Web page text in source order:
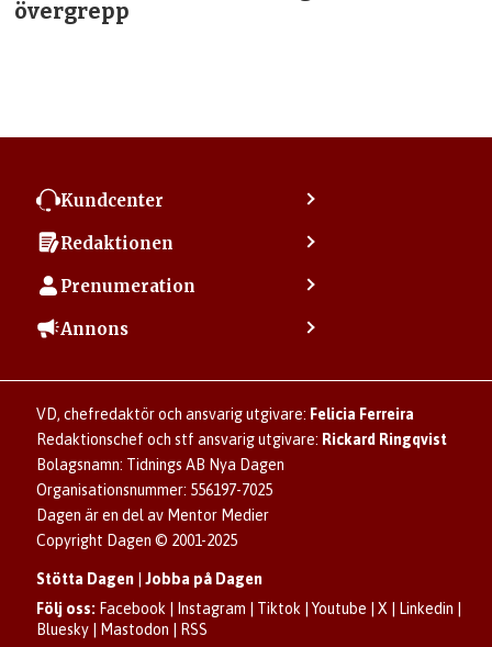
övergrepp
Kundcenter
Min sida
Vanliga frågor
Användarvillkor
Redaktionen
Tipsa Dagen
Vill du debattera i Dagen?
Dagen förklarar
Upphovsrätt och AI
Om Dagen
Prenumeration
Så skapar du ett konto
Dagen som taltidningen
Senaste numret av eDagen
Dagens arkiv
Annons
Annonsera
Familjeannonser
Se dödsannonser/minnesrum
Anmäl störande/felaktig annons
VD, chefredaktör och ansvarig utgivare: Felicia Ferreira
Redaktionschef och stf ansvarig utgivare: Rickard Ringqvist
Bolagsnamn: Tidnings AB Nya Dagen
Organisationsnummer: 556197-7025
Dagen är en del av Mentor Medier
Copyright Dagen © 2001-2025
Stötta Dagen |Jobba på Dagen
Följ oss: Facebook Instagram Tiktok |Youtube |X Linkedin
Bluesky
Mastodon RSS